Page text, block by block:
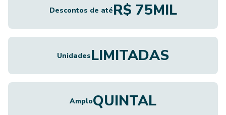
Descontos de atéR$ 75MIL
UnidadesLIMITADAS
AmploQUINTAL